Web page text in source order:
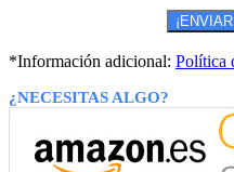
*Información adicional: Política
¿NECESITAS ALGO?